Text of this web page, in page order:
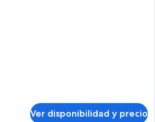
Ver disponibilidad y precio